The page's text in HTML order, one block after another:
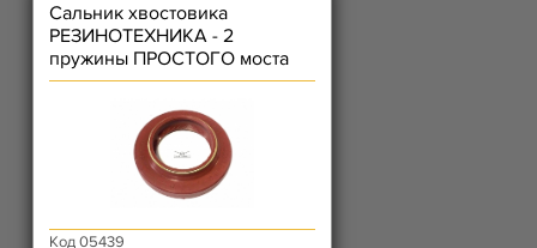
Сальник хвостовика
РЕЗИНОТЕХНИКА - 2
пружины ПРОСТОГО моста
красный (42х68х16.4)
Код 05439